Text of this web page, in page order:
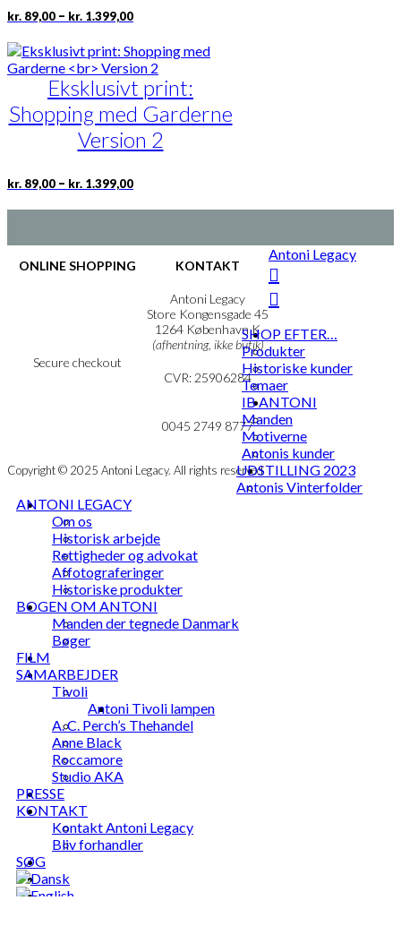
kr. 89,00 – kr. 1.399,00Prisinterval:
kr. 89,00
kr. 1.399,00
Dette
vare
har
flere
varianter.
Mulighederne
kan
vælges
på
Eksklusivt print:
Shopping med Garderne
Version 2
kr. 89,00 – kr. 1.399,00Prisinterval:
kr. 89,00
til
Dette
vare
har
varianter.
Mulighederne
vælges
på
varesiden
ONLINE SHOPPING
Secure checkout
KONTAKT
Antoni Legacy
Store Kongensgade 45
1264 København K
(afhentning, ikke butik)
CVR: 25906284
mail@ibantoni.com
0045 2749 8777
Copyright © 2025 Antoni Legacy. All rights reserved
Antoni Legacy
SHOP EFTER…
Produkter
Historiske kunder
Temaer
IB ANTONI
Manden
Motiverne
Antonis kunder
UDSTILLING 2023
Antonis Vinterfolder
ANTONI LEGACY
Om os
Historisk arbejde
Rettigheder og advokat
Affotograferinger
Historiske produkter
BOGEN OM ANTONI
Manden der tegnede Danmark
Bøger
FILM
SAMARBEJDER
Tivoli
Antoni Tivoli lampen
A. C. Perch’s Thehandel
Anne Black
Roccamore
Studio AKA
PRESSE
KONTAKT
Kontakt Antoni Legacy
Bliv forhandler
SØG